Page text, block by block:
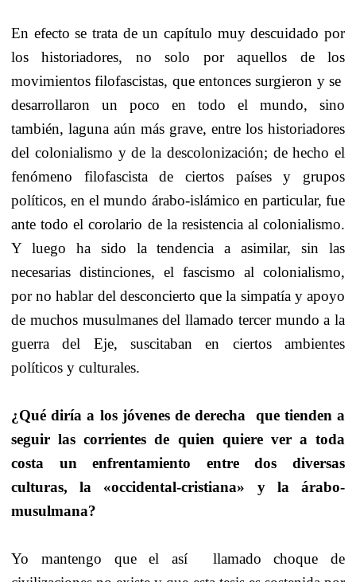
En efecto se trata de un capítulo muy descuidado por
los historiadores, no solo por aquellos de los
movimientos filofascistas, que entonces surgieron y se
desarrollaron un poco en todo el mundo, sino
también, laguna aún más grave, entre los historiadores
del colonialismo y de la descolonización; de hecho el
fenómeno filofascista de ciertos países y grupos
políticos, en el mundo árabo-islámico en particular, fue
ante todo el corolario de la resistencia al colonialismo.
Y luego ha sido la tendencia a asimilar, sin las
necesarias distinciones, el fascismo al colonialismo,
por no hablar del desconcierto que la simpatía y apoyo
de muchos musulmanes del llamado tercer mundo a la
guerra del Eje, suscitaban en ciertos ambientes
políticos y culturales.
¿Qué diría a los jóvenes de derecha
que tienden a
seguir las corrientes de quien quiere ver a toda
costa un enfrentamiento entre dos diversas
culturas, la «occidental-cristiana» y la árabo-
musulmana?
Yo mantengo que el así
llamado choque de